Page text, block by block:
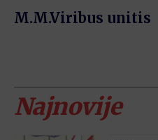
M.M.Viribus unitis
Najnovije